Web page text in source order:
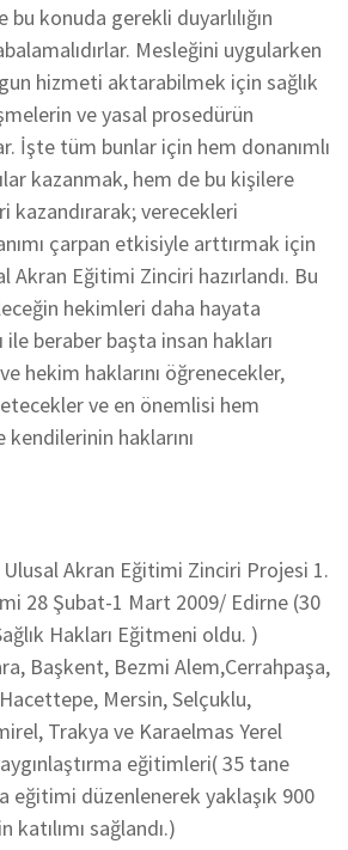
bu konuda gerekli duyarlılığın
Mesleğini uygularken
hizmeti aktarabilmek için sağlık
ve yasal prosedürün
İşte tüm bunlar için hem donanımlı
kazanmak, hem de bu kişilere
kazandırarak; verecekleri
çarpan etkisiyle arttırmak için
Akran Eğitimi Zinciri hazırlandı. Bu
hekimleri daha hayata
ile beraber başta insan hakları
hekim haklarını öğrenecekler,
ve en önemlisi hem
kendilerinin haklarını
Ulusal Akran Eğitimi Zinciri Projesi 1.
28 Şubat-1 Mart 2009/ Edirne (30
Hakları Eğitmeni oldu. )
Başkent, Bezmi Alem,Cerrahpaşa,
Mersin, Selçuklu,
Trakya ve Karaelmas Yerel
eğitimleri( 35 tane
eğitimi düzenlenerek yaklaşık 900
katılımı sağlandı.)